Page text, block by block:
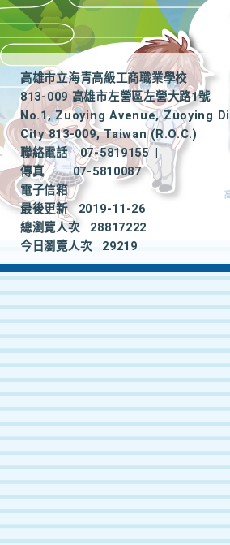
高雄市立海青高級工商職業學校
813-009 高雄市左營區左營大路1號
No.1, Zuoying Avenue, Zuoying
City 813-009, Taiwan (R.O.C.)
聯絡電話
07-5819155
|
傳真
07-5810087
電子信箱
最後更新
2019-11-26
總瀏覽人次
28817222
今日瀏覽人次
29219